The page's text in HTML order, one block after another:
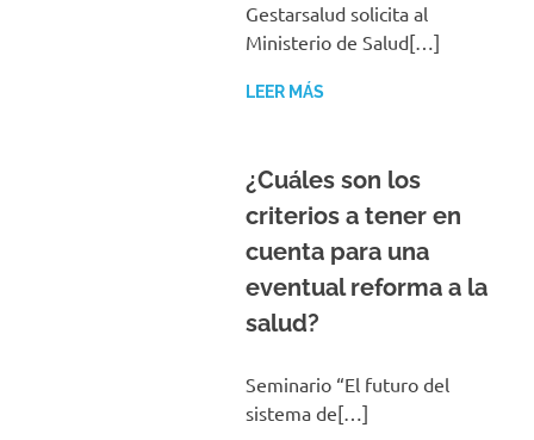
Gestarsalud solicita al
Ministerio de Salud[…]
LEER MÁS
¿Cuáles son los
criterios a tener en
cuenta para una
eventual reforma a la
salud?
Seminario “El futuro del
sistema de[…]